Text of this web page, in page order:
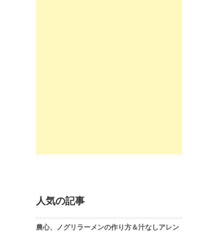
人気の記事
農心、ノグリラーメンの作り方＆汁なしアレン